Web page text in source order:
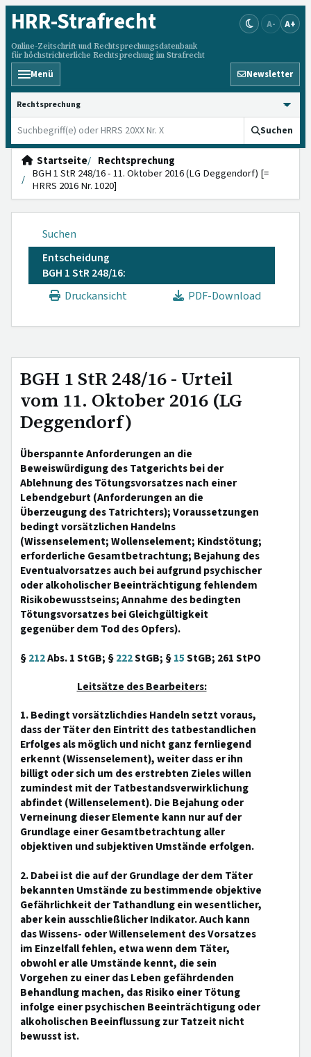
HRR-Strafrecht
Online-Zeitschrift und Rechtsprechungsdatenbank
für höchstrichterliche Rechtsprechung im Strafrecht
A- A+
Menü Newsletter
HRRS durchsuchen
Suchen
Startseite
Rechtsprechung
BGH 1 StR 248/16 - 11. Oktober 2016 (LG Deggendorf) [=
HRRS 2016 Nr. 1020]
Suchen
Entscheidung
BGH 1 StR 248/16:
Druckansicht
PDF-Download
BGH 1 StR 248/16 - Urteil
vom 11. Oktober 2016 (LG
Deggendorf)
Überspannte Anforderungen an die
Beweiswürdigung des Tatgerichts bei der
Ablehnung des Tötungsvorsatzes nach einer
Lebendgeburt (Anforderungen an die
Überzeugung des Tatrichters); Voraussetzungen
bedingt vorsätzlichen Handelns
(Wissenselement; Wollenselement; Kindstötung;
erforderliche Gesamtbetrachtung; Bejahung des
Eventualvorsatzes auch bei aufgrund psychischer
oder alkoholischer Beeinträchtigung fehlendem
Risikobewusstseins; Annahme des bedingten
Tötungsvorsatzes bei Gleichgültigkeit
gegenüber dem Tod des Opfers).
§212Abs. 1 StGB; §222StGB; §15StGB; 261 StPO
Leitsätze des Bearbeiters:
1. Bedingt vorsätzlichdies Handeln setzt voraus,
dass der Täter den Eintritt des tatbestandlichen
Erfolges als möglich und nicht ganz fernliegend
erkennt (Wissenselement), weiter dass er ihn
billigt oder sich um des erstrebten Zieles willen
zumindest mit der Tatbestandsverwirklichung
abfindet (Willenselement). Die Bejahung oder
Verneinung dieser Elemente kann nur auf der
Grundlage einer Gesamtbetrachtung aller
objektiven und subjektiven Umstände erfolgen.
2. Dabei ist die auf der Grundlage der dem Täter
bekannten Umstände zu bestimmende objektive
Gefährlichkeit der Tathandlung ein wesentlicher,
aber kein ausschließlicher Indikator. Auch kann
das Wissens- oder Willenselement des Vorsatzes
im Einzelfall fehlen, etwa wenn dem Täter,
obwohl er alle Umstände kennt, die sein
Vorgehen zu einer das Leben gefährdenden
Behandlung machen, das Risiko einer Tötung
infolge einer psychischen Beeinträchtigung oder
alkoholischen Beeinflussung zur Tatzeit nicht
bewusst ist.